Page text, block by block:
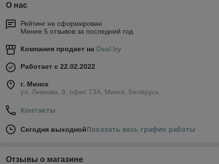
О нас
Рейтинг не сформирован
Менее 5 отзывов за последний год
Компания продает на Deal.by
Работает с 22.02.2022
г. Минск
ул. Левкова, 9, офис 73А, Минск, Беларусь
Контакты
Сегодня выходнойПоказать весь график работы
Отзывы о магазине